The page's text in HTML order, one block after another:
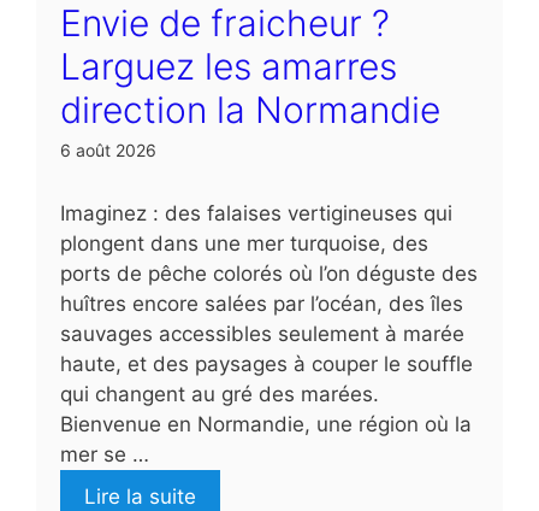
Envie de fraicheur ?
Larguez les amarres
direction la Normandie
6 août 2026
Imaginez : des falaises vertigineuses qui
plongent dans une mer turquoise, des
ports de pêche colorés où l’on déguste des
huîtres encore salées par l’océan, des îles
sauvages accessibles seulement à marée
haute, et des paysages à couper le souffle
qui changent au gré des marées.
Bienvenue en Normandie, une région où la
mer se …
Lire la suite